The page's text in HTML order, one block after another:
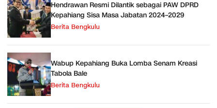
Hendrawan Resmi Dilantik sebagai PAW DPRD
Kepahiang Sisa Masa Jabatan 2024–2029
Berita Bengkulu
Wabup Kepahiang Buka Lomba Senam Kreasi
Tabola Bale
Berita Bengkulu